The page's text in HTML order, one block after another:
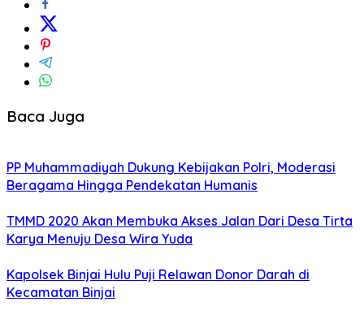
Baca Juga
PP Muhammadiyah Dukung Kebijakan Polri, Moderasi
Beragama Hingga Pendekatan Humanis
TMMD 2020 Akan Membuka Akses Jalan Dari Desa Tirta
Karya Menuju Desa Wira Yuda
Kapolsek Binjai Hulu Puji Relawan Donor Darah di
Kecamatan Binjai